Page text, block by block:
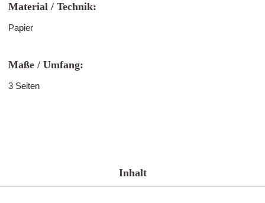
Material / Technik:
Papier
Maße / Umfang:
3 Seiten
Inhalt